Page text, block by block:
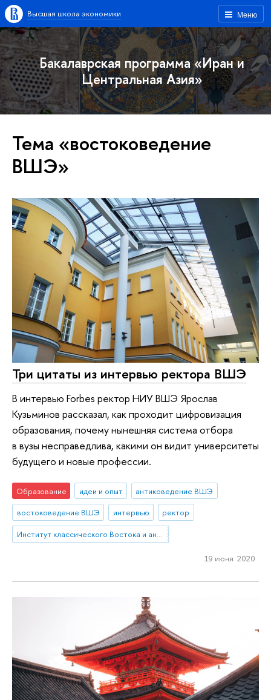
Меню
Высшая школа экономики
Бакалаврская программа «Иран и
Центральная Азия»
Тема «востоковедение
ВШЭ»
Три цитаты из интервью ректора ВШЭ
В интервью Forbes ректор НИУ ВШЭ Ярослав
Кузьминов рассказал, как проходит цифровизация
образования, почему нынешняя система отбора
в вузы несправедлива, какими он видит университеты
будущего и новые профессии.
Образование идеи и опыт
антиковедение ВШЭ
востоковедение ВШЭ
интервью
ректор
Институт классического Востока и античности
19 июня 2020